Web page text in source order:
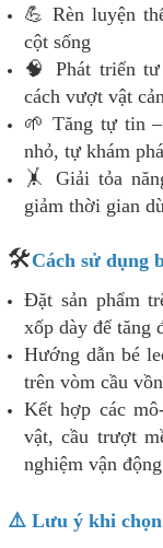
💪 Rèn luyện
cột sống
🧠 Phát triển
cách vượt vật
🌱 Tăng tự tin
nhỏ, tự khám
🤸 Giải tỏa
giảm thời gian
🛠️Cách sử dụng
Đặt sản phẩm
xốp dày để tăng
Hướng dẫn bé
trên vòm cầu
Kết hợp các
vật, cầu trượt
nghiệm vận
⚠️ Lưu ý khi chọn